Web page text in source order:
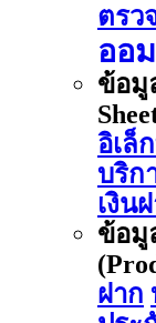
ตรว
ออ
ข้อมู
อิเล็
บริก
เงิน
ข้อมู
ฝาก